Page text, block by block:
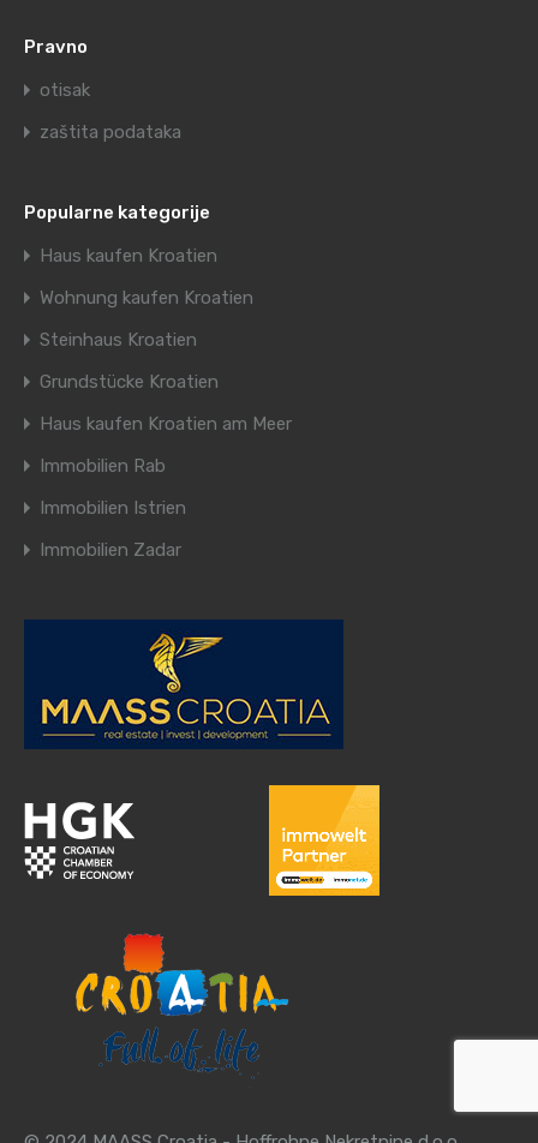
Pravno
otisak
zaštita podataka
Popularne kategorije
Haus kaufen Kroatien
Wohnung kaufen Kroatien
Steinhaus Kroatien
Grundstücke Kroatien
Haus kaufen Kroatien am Meer
Immobilien Rab
Immobilien Istrien
Immobilien Zadar